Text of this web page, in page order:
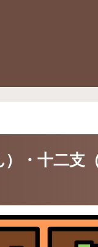
・十二支